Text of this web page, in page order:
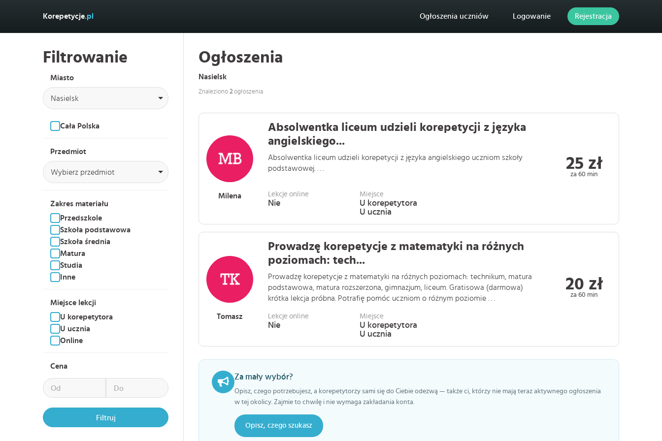
Korepetycje.pl Ogłoszenia uczniów Logowanie Rejestracja
Filtrowanie
Miasto
Nasielsk
Cała Polska
Przedmiot
Wybierz przedmiot
Zakres materiału
Przedszkole
Szkoła podstawowa
Szkoła średnia
Matura
Studia
Inne
Miejsce lekcji
U korepetytora
U ucznia
Online
Cena
Filtruj
Ogłoszenia
Nasielsk
Znaleziono 2ogłoszenia
Milena
Absolwentka liceum udzieli korepetycji z języka
angielskiego...
Absolwentka liceum udzieli korepetycji z języka angielskiego uczniom szkoły
podstawowej. . . .
Lekcje online
Nie
Miejsce
U korepetytora
U ucznia
25 zł
za 60 min
Tomasz
Prowadzę korepetycje z matematyki na różnych
poziomach: tech...
Prowadzę korepetycje z matematyki na różnych poziomach: technikum, matura
podstawowa, matura rozszerzona, gimnazjum, liceum. Gratisowa (darmowa)
krótka lekcja próbna. Potrafię pomóc uczniom o różnym poziomie . . .
Lekcje online
Nie
Miejsce
U korepetytora
U ucznia
20 zł
za 60 min
Za mały wybór?
Opisz, czego potrzebujesz, a korepetytorzy sami się do Ciebie odezwą — także ci, którzy nie mają teraz aktywnego ogłoszenia
w tej okolicy. Zajmie to chwilę i nie wymaga zakładania konta.
Opisz, czego szukasz